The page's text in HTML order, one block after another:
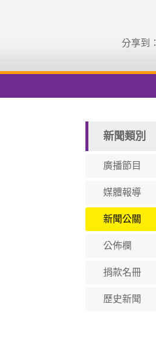
分享到：
新聞類別
廣播節目
媒體報導
新聞公關
公佈欄
捐款名冊
歷史新聞